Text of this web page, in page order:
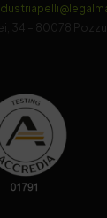
34 – 80078